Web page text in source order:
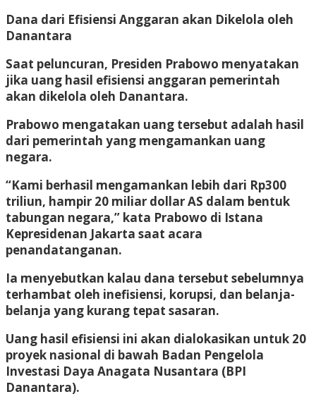
Dana dari Efisiensi Anggaran akan Dikelola oleh
Danantara
Saat peluncuran, Presiden Prabowo menyatakan
jika uang hasil efisiensi anggaran pemerintah
akan dikelola oleh Danantara.
Prabowo mengatakan uang tersebut adalah hasil
dari pemerintah yang mengamankan uang
negara.
“Kami berhasil mengamankan lebih dari Rp300
triliun, hampir 20 miliar dollar AS dalam bentuk
tabungan negara,” kata Prabowo di Istana
Kepresidenan Jakarta saat acara
penandatanganan.
Ia menyebutkan kalau dana tersebut sebelumnya
terhambat oleh inefisiensi, korupsi, dan belanja-
belanja yang kurang tepat sasaran.
Uang hasil efisiensi ini akan dialokasikan untuk 20
proyek nasional di bawah Badan Pengelola
Investasi Daya Anagata Nusantara (BPI
Danantara).